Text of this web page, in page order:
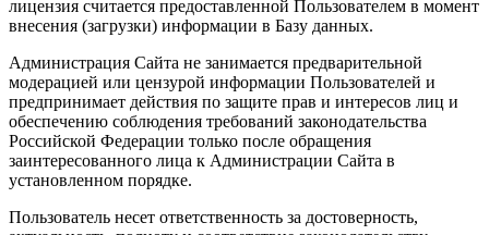
лицензия считается предоставленной Пользователем в момент
внесения (загрузки) информации в Базу данных.
Администрация Сайта не занимается предварительной
модерацией или цензурой информации Пользователей и
предпринимает действия по защите прав и интересов лиц и
обеспечению соблюдения требований законодательства
Российской Федерации только после обращения
заинтересованного лица к Администрации Сайта в
установленном порядке.
Пользователь несет ответственность за достоверность,